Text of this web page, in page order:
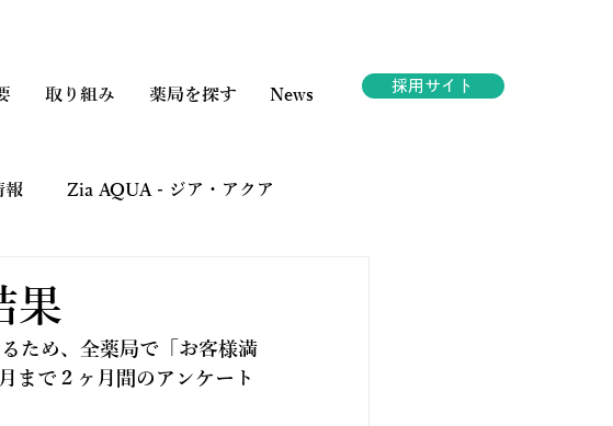
取り組み 薬局を探す News 採用サイト
報 Zia AQUA - ジア・アクア
果
ため、全薬局で「お客様満
まで２ヶ月間のアンケート